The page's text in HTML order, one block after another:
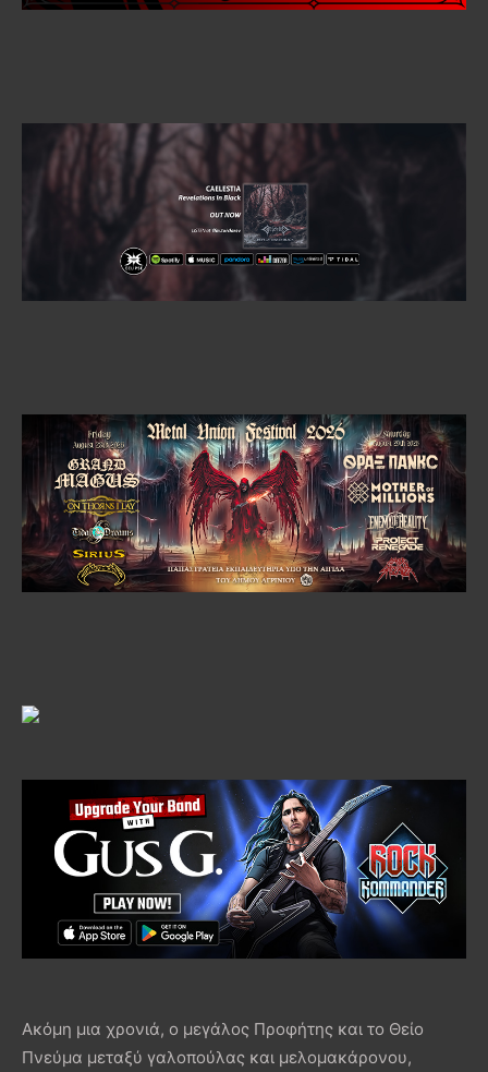
Ακόμη μια χρονιά, ο μεγάλος Προφήτης και το Θείο
Πνεύμα μεταξύ γαλοπούλας και μελομακάρονου,